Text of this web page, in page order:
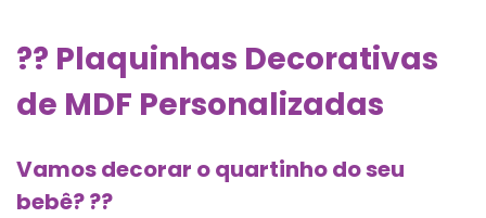
?? Plaquinhas Decorativas
de MDF Personalizadas
Vamos decorar o quartinho do seu
bebê? ??